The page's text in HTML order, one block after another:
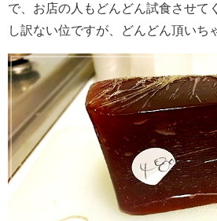
で、お店の人もどんどん試食させて
し訳ない位ですが、どんどん頂いち